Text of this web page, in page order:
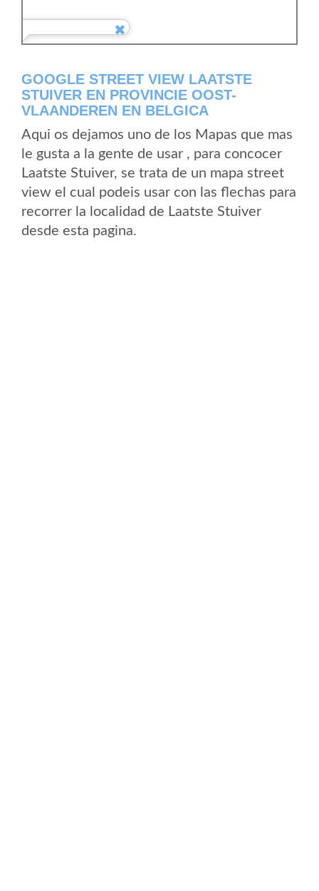
GOOGLE STREET VIEW LAATSTE
STUIVER EN PROVINCIE OOST-
VLAANDEREN EN BELGICA
Aqui os dejamos uno de los Mapas que mas
le gusta a la gente de usar , para concocer
Laatste Stuiver, se trata de un mapa street
view el cual podeis usar con las flechas para
recorrer la localidad de Laatste Stuiver
desde esta pagina.